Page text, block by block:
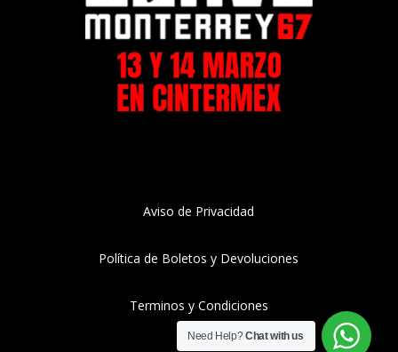
Aviso de Privacidad
Política de Boletos y Devoluciones
Terminos y Condiciones
Need Help?Chat with us